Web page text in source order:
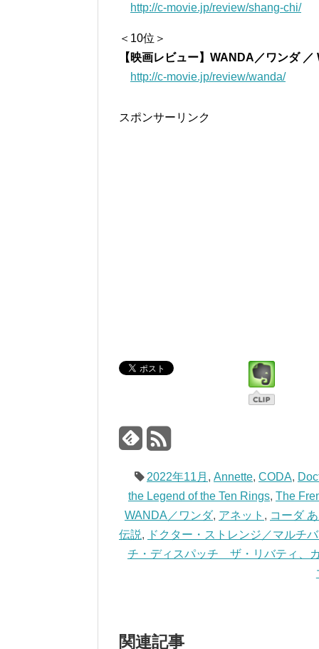
http://c-movie.jp/review/shang-chi/
＜10位＞
【映画レビュー】WANDA／ワンダ ／
http://c-movie.jp/review/wanda/
スポンサーリンク
2022年11月 , Annette, CODA,
the Legend of the Ten Rings, The
WANDA／ワンダ, アネット , コーダ
伝説, ドクター・ストレンジ／マルチ
チ・ディスパッチ ザ・リバティ、
関連記事